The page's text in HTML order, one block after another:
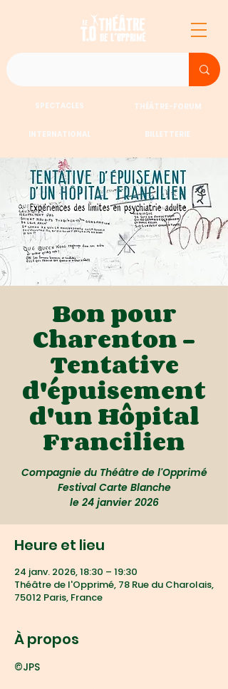
SPECTACLES THÉÂTRE-FORUM
INTERNATIONAL BILLETTERIE
Bon pour
Charenton -
Tentative
d'épuisement
d'un Hôpital
Francilien
Compagnie du Théâtre de l'Opprimé
Festival Carte Blanche
le 24 janvier 2026
Heure et lieu
24 janv. 2026, 18:30 – 19:30
Théâtre de l'Opprimé, 78 Rue du Charolais,
75012 Paris, France
À propos
©JPS